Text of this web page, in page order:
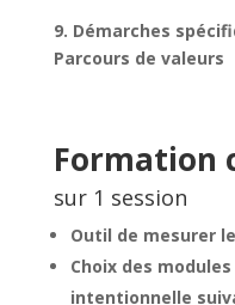
9. Démarches
Parcours de valeurs
Formation
sur 1 session
Outil de mesurer
Choix des
intentionnelle